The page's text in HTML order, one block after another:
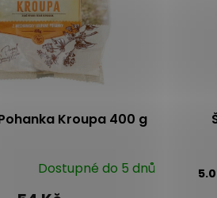
Kroupa 400 g
Dostupné do 5 dnů 5.0